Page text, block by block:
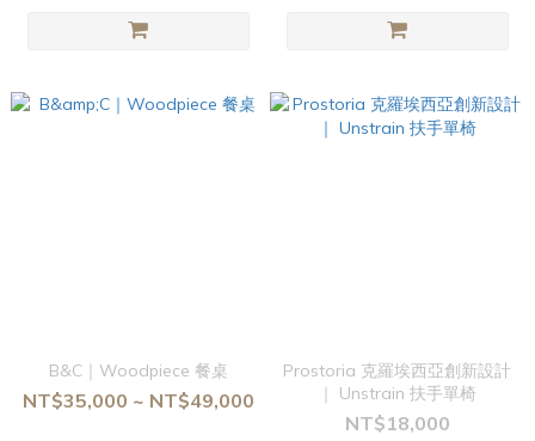
B&C｜Woodpiece 餐桌
NT$35,000 ~ NT$49,000
Prostoria 克羅埃西亞創新設計
｜ Unstrain 扶手單椅
NT$18,000